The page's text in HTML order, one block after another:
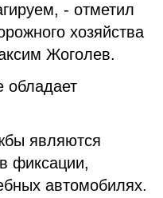
- отметил
хозяйства
Жоголев.
обладает
являются
фиксации,
автомобилях.